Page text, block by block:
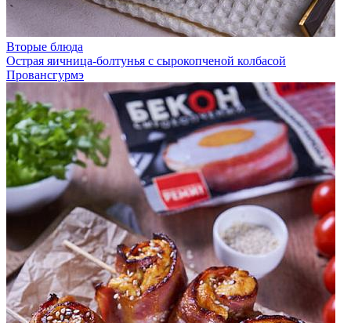
Вторые блюда
Острая яичница-болтунья с сырокопченой колбасой
Провансгурмэ